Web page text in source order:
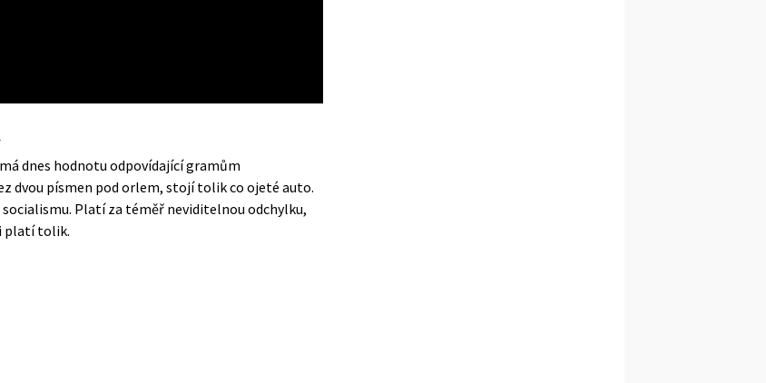
dnes hodnotu odpovídající gramům
dvou písmen pod orlem, stojí tolik co ojeté auto.
Platí za téměř neviditelnou odchylku,
platí tolik.